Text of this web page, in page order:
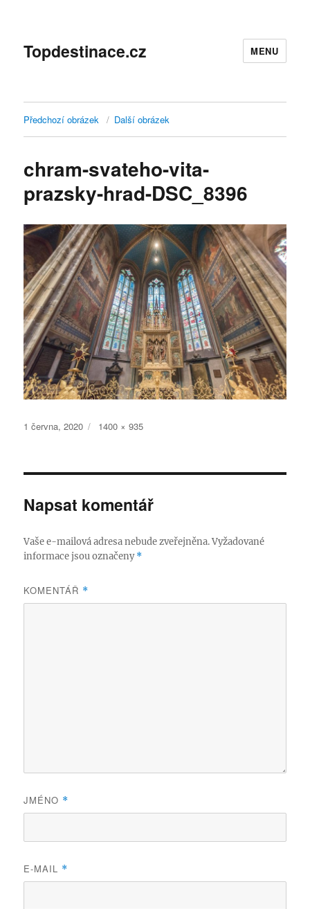
Topdestinace.cz MENU
Předchozí obrázek Další obrázek
chram-svateho-vita-
prazsky-hrad-DSC_8396
Publikováno:
1 června, 2020
Původní
1400 × 935
Napsat komentář
Vaše e-mailová adresa nebude zveřejněna. Vyžadované
informace jsou označeny*
KOMENTÁŘ *
JMÉNO *
E-MAIL *